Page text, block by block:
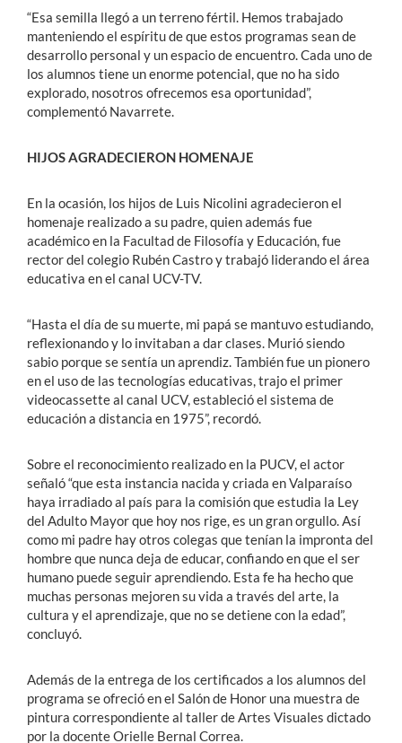
“Esa semilla llegó a un terreno fértil. Hemos trabajado
manteniendo el espíritu de que estos programas sean de
desarrollo personal y un espacio de encuentro. Cada uno de
los alumnos tiene un enorme potencial, que no ha sido
explorado, nosotros ofrecemos esa oportunidad”,
complementó Navarrete.
HIJOS AGRADECIERON HOMENAJE
En la ocasión, los hijos de Luis Nicolini agradecieron el
homenaje realizado a su padre, quien además fue
académico en la Facultad de Filosofía y Educación, fue
rector del colegio Rubén Castro y trabajó liderando el área
educativa en el canal UCV-TV.
“Hasta el día de su muerte, mi papá se mantuvo estudiando,
reflexionando y lo invitaban a dar clases. Murió siendo
sabio porque se sentía un aprendiz. También fue un pionero
en el uso de las tecnologías educativas, trajo el primer
videocassette al canal UCV, estableció el sistema de
educación a distancia en 1975”, recordó.
Sobre el reconocimiento realizado en la PUCV, el actor
señaló “que esta instancia nacida y criada en Valparaíso
haya irradiado al país para la comisión que estudia la Ley
del Adulto Mayor que hoy nos rige, es un gran orgullo. Así
como mi padre hay otros colegas que tenían la impronta del
hombre que nunca deja de educar, confiando en que el ser
humano puede seguir aprendiendo. Esta fe ha hecho que
muchas personas mejoren su vida a través del arte, la
cultura y el aprendizaje, que no se detiene con la edad”,
concluyó.
Además de la entrega de los certificados a los alumnos del
programa se ofreció en el Salón de Honor una muestra de
pintura correspondiente al taller de Artes Visuales dictado
por la docente Orielle Bernal Correa.